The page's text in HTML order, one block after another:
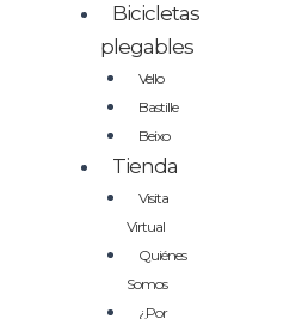
Bicicletas
plegables
Vello
Bastille
Beixo
Tienda
Visita
Virtual
Quiénes
Somos
¿Por